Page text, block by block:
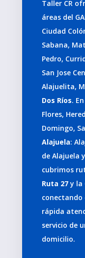
Taller CR
áreas del
Ciudad
Sabana,
Pedro,
San Jose
Alajuelita,
Dos Ríos. En
Flores,
Domingo,
Alajuela:
de Alajuela
cubrimos
Ruta 27y la
conectando
rápida
servicio de
domicilio.